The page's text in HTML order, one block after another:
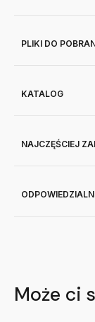
PLIKI DO
KATALOG
NAJCZĘŚCIEJ
Może ci